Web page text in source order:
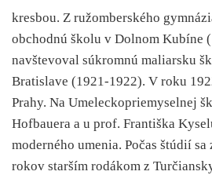
kresbou. Z ružomberského
obchodnú školu v Dolnom Kubíne
navštevoval súkromnú maliarsku
Bratislave (1921-1922). V roku
Prahy. Na Umeleckopriemyselnej
Hofbauera a u prof. Františka
moderného umenia. Počas štúdií sa
rokov starším rodákom z